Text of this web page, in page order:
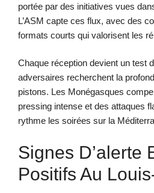
portée par des initiatives vues
L’ASM capte ces flux, avec des
formats courts qui valorisent les
Chaque réception devient un test
adversaires recherchent la
pistons. Les Monégasques
pressing intense et des attaques
rythme les soirées sur la
Signes D’alerte
Positifs Au